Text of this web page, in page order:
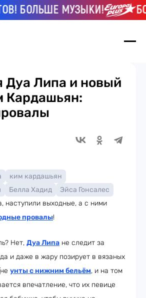
БОЛЬШЕ МУЗЫКИ!
Дуа Липа и новый
Кардашьян:
ким кардашьян
Белла Хадид
Эйса Гонсалес
наступили выходные, а с ними
провалы!
Нет, Дуа Липа не следит за
и даже в жару позирует в вязаных
унты с нижним бельём, и на том
впечатление, что их певице